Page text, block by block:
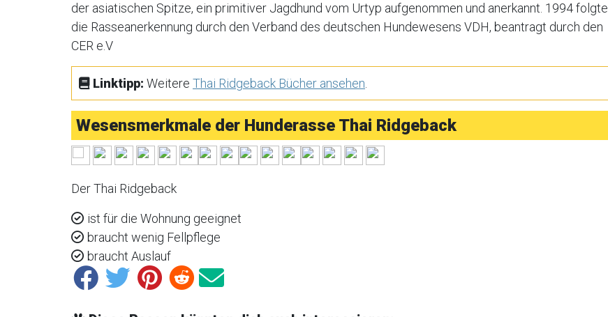
der asiatischen Spitze, ein primitiver Jagdhund vom Urtyp aufgenommen und anerkannt. 1994 folgte
die Rasseanerkennung durch den Verband des deutschen Hundewesens VDH, beantragt durch den
CER e.V
Linktipp: Weitere Thai Ridgeback Bücher ansehen
Wesensmerkmale der Hunderasse Thai Ridgeback
Der Thai Ridgeback
ist für die Wohnung geeignet
braucht wenig Fellpflege
braucht Auslauf